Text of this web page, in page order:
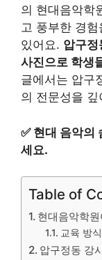
의 현대음악학
고 풍부한 경
있어요. 압구정
사진으로 학생
글에서는 압구
의 전문성을
✅ 현대 음악의
세요.
Table of
현대음악학
교육 방식
압구정동 강